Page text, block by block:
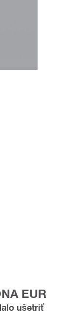
EUR
ušetriť